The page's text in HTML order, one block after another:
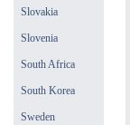
Slovakia
Slovenia
South Africa
South Korea
Sweden